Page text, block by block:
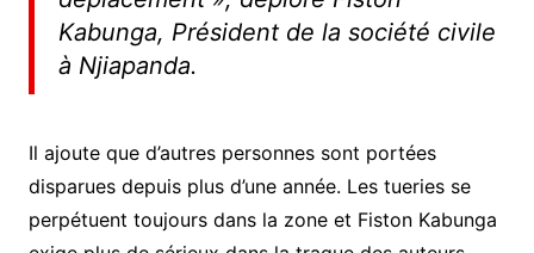
Kabunga, Président de la société civile
à Njiapanda.
Il ajoute que d’autres personnes sont portées
disparues depuis plus d’une année. Les tueries se
perpétuent toujours dans la zone et Fiston Kabunga